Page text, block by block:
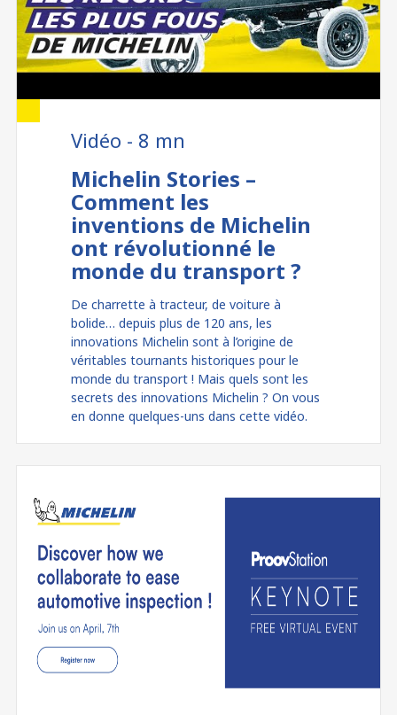
Vidéo - 8 mn
Michelin Stories –
Comment les
inventions de Michelin
ont révolutionné le
monde du transport ?
De charrette à tracteur, de voiture à
bolide… depuis plus de 120 ans, les
innovations Michelin sont à l’origine de
véritables tournants historiques pour le
monde du transport ! Mais quels sont les
secrets des innovations Michelin ? On vous
en donne quelques-uns dans cette vidéo.